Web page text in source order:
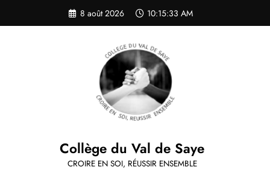
contenu
8 août 2026 10:15:33 AM
Collège du Val de Saye
CROIRE EN SOI, RÉUSSIR ENSEMBLE